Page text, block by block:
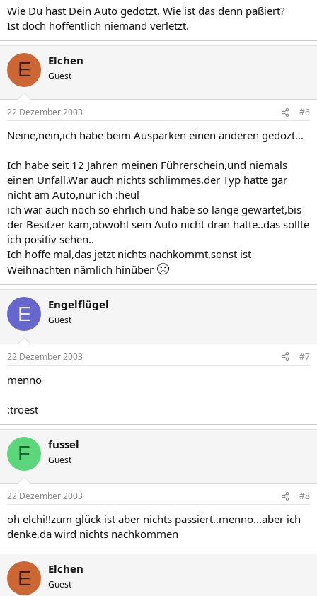
Wie Du hast Dein Auto gedotzt. Wie ist das denn paßiert?
Ist doch hoffentlich niemand verletzt.
E Elchen
Guest
22 Dezember 2003 #6
Neine,nein,ich habe beim Ausparken einen anderen gedozt...
Ich habe seit 12 Jahren meinen Führerschein,und niemals
einen Unfall.War auch nichts schlimmes,der Typ hatte gar
nicht am Auto,nur ich :heul
ich war auch noch so ehrlich und habe so lange gewartet,bis
der Besitzer kam,obwohl sein Auto nicht dran hatte..das sollte
ich positiv sehen..
Ich hoffe mal,das jetzt nichts nachkommt,sonst ist
Weihnachten nämlich hinüber 🙁
E Engelflügel
Guest
22 Dezember 2003 #7
menno
:troest
F fussel
Guest
22 Dezember 2003 #8
oh elchi!!zum glück ist aber nichts passiert..menno...aber ich
denke,da wird nichts nachkommen
E Elchen
Guest